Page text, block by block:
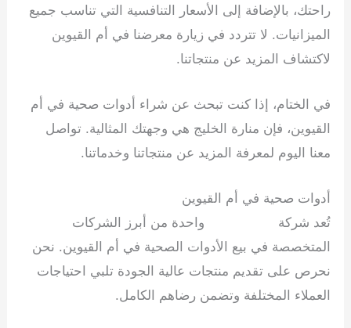
راحتك، بالإضافة إلى الأسعار التنافسية التي تناسب جميع
الميزانيات. لا تتردد في زيارة معرضنا في أم القيوين
لاكتشاف المزيد عن منتجاتنا.
في الختام، إذا كنت تبحث عن شراء أدوات صحية في أم
القيوين، فإن منارة الخليج هي وجهتك المثالية. تواصل
معنا اليوم لمعرفة المزيد عن منتجاتنا وخدماتنا.
أدوات صحية في أم القيوين
تُعد شركة
واحدة من أبرز الشركات
المتخصصة في بيع الأدوات الصحية في أم القيوين. نحن
نحرص على تقديم منتجات عالية الجودة تلبي احتياجات
العملاء المختلفة وتضمن رضاهم الكامل.